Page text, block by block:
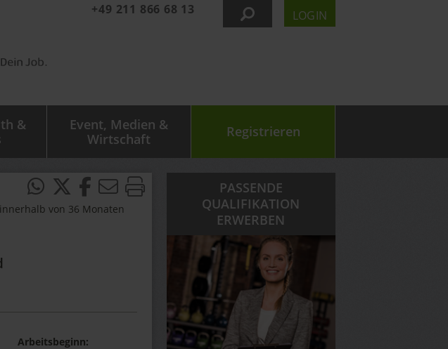
+49 211 866 68 13 LOGIN
&
Event, Medien &
Wirtschaft
Registrieren
von 36 Monaten
Arbeitsbeginn:
PASSENDE
QUALIFIKATION
ERWERBEN